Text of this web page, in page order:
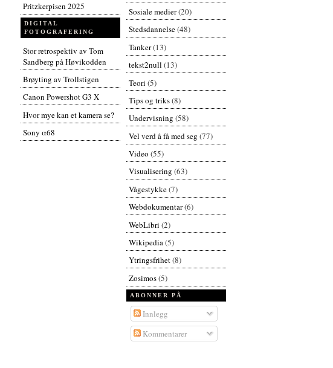
Pritzkerpisen 2025
DIGITAL
FOTOGRAFERING
Stor retrospektiv av Tom
Sandberg på Høvikodden
Brøyting av Trollstigen
Canon Powershot G3 X
Hvor mye kan et kamera se?
Sony α68
Sosiale medier(20)
Stedsdannelse(48)
Tanker(13)
tekst2null (13)
Teori (5)
Tips og triks(8)
Undervisning (58)
Vel verd å få med seg (77)
Video (55)
Visualisering (63)
Vågestykke(7)
Webdokumentar(6)
WebLibri (2)
Wikipedia(5)
Ytringsfrihet(8)
Zosimos(5)
ABONNER PÅ
Innlegg
Kommentarer